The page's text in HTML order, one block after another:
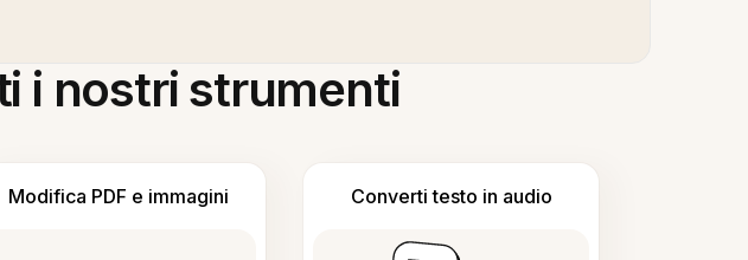
i nostri strumenti
Modifica PDF e immagini Converti testo in audio